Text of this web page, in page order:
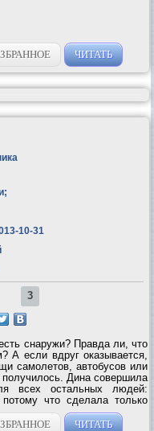
ЧИТАТЬ
;
10-31
3
снаружи? Правда ли, что
если вдруг оказывается,
самолетов, автобусов или
получилось. Дина совершила
всех остальных людей:
что сделала только
в новом мире окажется так
ЧИТАТЬ